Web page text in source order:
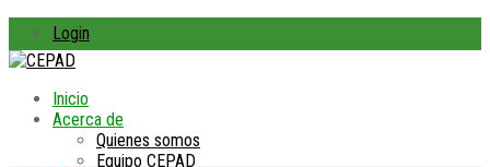
Login
Inicio
Acerca de
Quienes somos
Equipo CEPAD